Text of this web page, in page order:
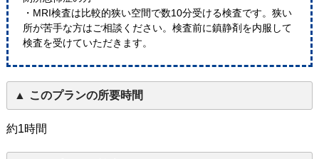
・MRI検査は比較的狭い空間で数10分受ける検査です。狭い
所が苦手な方はご相談ください。検査前に鎮静剤を内服して
検査を受けていただきます。
このプランの所要時間
約1時間